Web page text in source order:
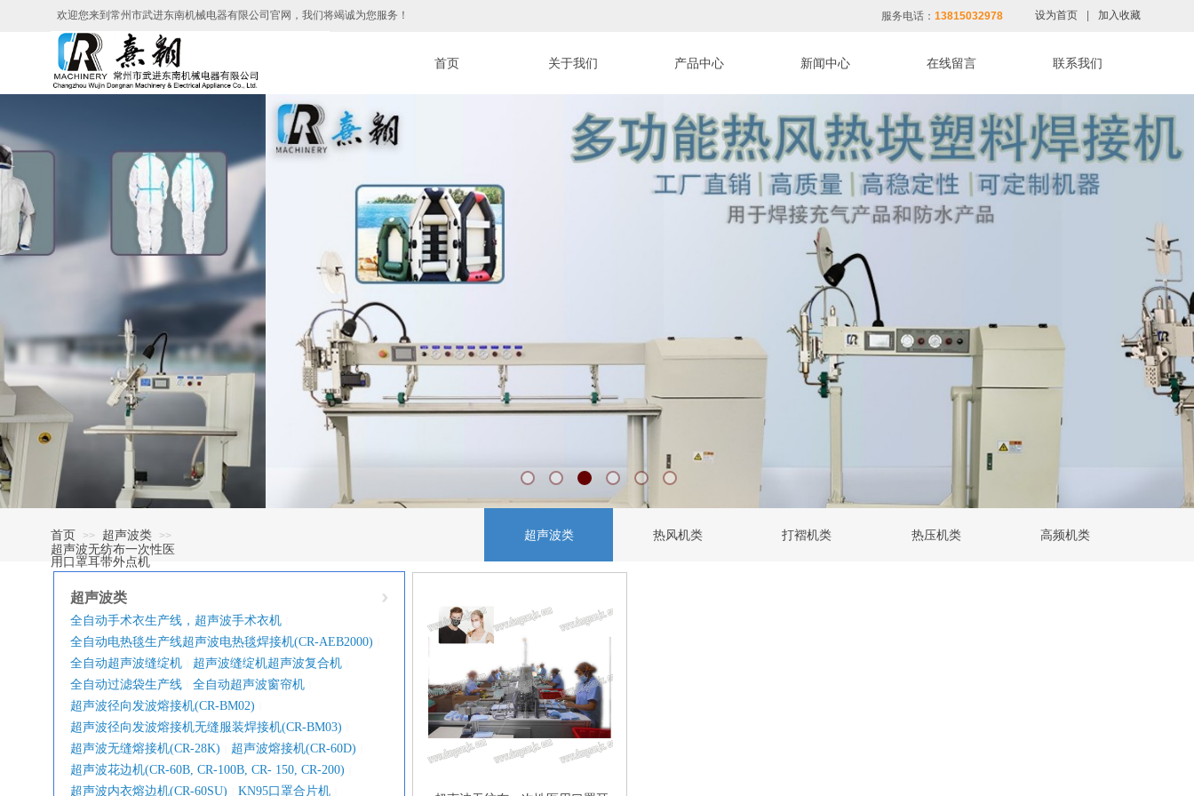
欢迎您来到常州市武进东南机械电器有限公司官网，我们将竭诚为您服务！ 服务电话： 13815032978 设为首页 加入收藏
首页 关于我们 产品中心 新闻中心 在线留言 联系我们
首页 >> 超声波类 >>
超声波无纺布一次性医
用口罩耳带外点机
超声波类 热风机类 打褶机类 热压机类 高频机类
超声波类
全自动手术衣生产线，超声波手术衣机
全自动电热毯生产线超声波电热毯焊接机(CR-AEB2000)
全自动超声波缝绽机 超声波缝绽机超声波复合机
全自动过滤袋生产线 全自动超声波窗帘机
超声波径向发波熔接机(CR-BM02)
超声波径向发波熔接机无缝服装焊接机(CR-BM03)
超声波无缝熔接机(CR-28K) 超声波熔接机(CR-60D)
超声波花边机(CR-60B, CR-100B, CR- 150, CR-200)
超声波内衣熔边机(CR-60SU) KN95口罩合片机